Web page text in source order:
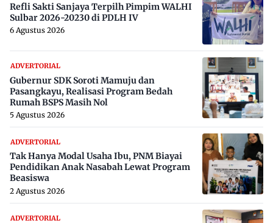
Refli Sakti Sanjaya Terpilh Pimpim WALHI
Sulbar 2026-20230 di PDLH IV
6 Agustus 2026
ADVERTORIAL
Gubernur SDK Soroti Mamuju dan
Pasangkayu, Realisasi Program Bedah
Rumah BSPS Masih Nol
5 Agustus 2026
ADVERTORIAL
Tak Hanya Modal Usaha Ibu, PNM Biayai
Pendidikan Anak Nasabah Lewat Program
Beasiswa
2 Agustus 2026
ADVERTORIAL